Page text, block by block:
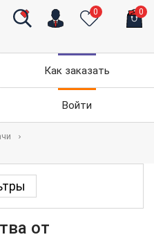
0 0
Как заказать
Войти
от